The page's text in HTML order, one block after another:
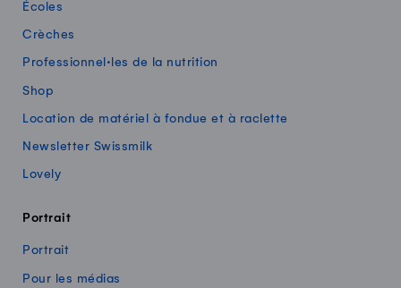
Écoles
Crèches
Professionnel·les de la nutrition
Shop
Location de matériel à fondue et à raclette
Newsletter Swissmilk
Lovely
Portrait
Portrait
Pour les médias